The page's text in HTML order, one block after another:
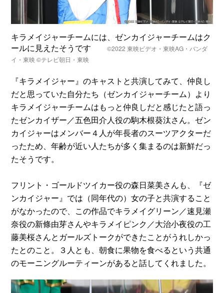
キラメイジャーチームには、ゼンカイジャーチームはク
ールに見えたそうです©2022 東映ビデオ・東映AG・バンダ
イ・東映 ©テレビ朝日・東映
『キラメイジャー』のキャストと共演してみて、仲良し
だと思っていた自分たち（ゼンカイジャーチーム）より
キラメイジャーチームはもっと仲良しだと感じたと語っ
たゼンカイザー／五色田介人役の駒木根葵汰さん。ゼン
カイジャーはメンバー４人が年長者のスーツアクターだ
ったため、年齢が近い人たちが多く集まるのは新鮮だっ
たそうです。
フリント・ゴールドツイカー役の森日菜美さんも、『ゼ
ンカイジャー』では（同年代の）女の子と共演すること
がなかったので、この作品でキラメイグリーン／速見瀬
奈役の新條由芽さんやキラメイピンク／大治小夜役の工
藤美桜さんとガールズトークができたことがうれしかっ
たとのこと。３人とも、朝食に果物を食べるという共通
のモーニングルーティーンがあると話してくれました。